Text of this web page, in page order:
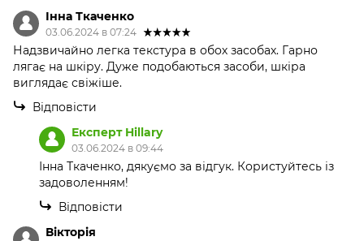
Інна Ткаченко
03.06.2024 в 07:24
Надзвичайно легка текстура в обох засобах. Гарно
лягає на шкіру. Дуже подобаються засоби, шкіра
виглядає свіжіше.
Відповісти
Експерт Hillary
03.06.2024 в 09:44
Інна Ткаченко, дякуємо за відгук. Користуйтесь із
задоволенням!
Відповісти
Вікторія